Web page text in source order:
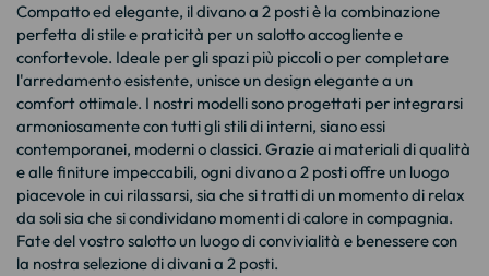
Compatto ed elegante, il divano a 2 posti è la combinazione
perfetta di stile e praticità per un salotto accogliente e
confortevole. Ideale per gli spazi più piccoli o per completare
l'arredamento esistente, unisce un design elegante a un
comfort ottimale. I nostri modelli sono progettati per integrarsi
armoniosamente con tutti gli stili di interni, siano essi
contemporanei, moderni o classici. Grazie ai materiali di qualità
e alle finiture impeccabili, ogni divano a 2 posti offre un luogo
piacevole in cui rilassarsi, sia che si tratti di un momento di relax
da soli sia che si condividano momenti di calore in compagnia.
Fate del vostro salotto un luogo di convivialità e benessere con
la nostra selezione di divani a 2 posti.